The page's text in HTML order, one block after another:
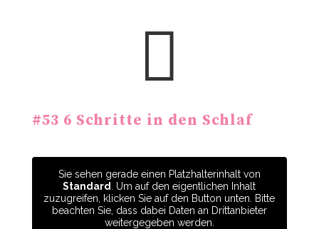

#53 6 Schritte in den Schlaf
Sie sehen gerade einen Platzhalterinhalt von
Standard
. Um auf den eigentlichen Inhalt
zuzugreifen, klicken Sie auf den Button unten. Bitte
beachten Sie, dass dabei Daten an Drittanbieter
weitergegeben werden.